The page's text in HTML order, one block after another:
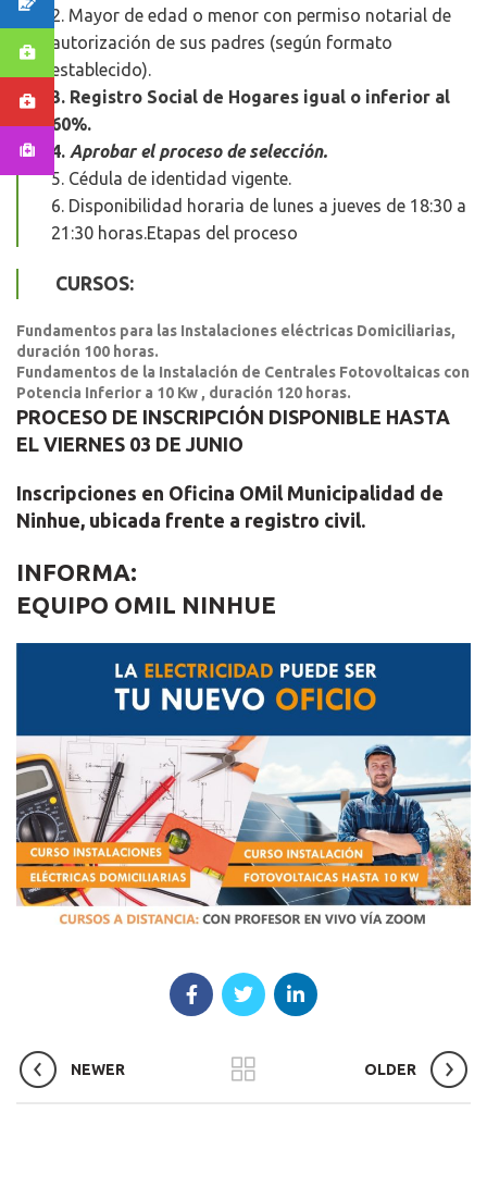
2. Mayor de edad o menor con permiso notarial de
autorización de sus padres (según formato
establecido).
3. Registro Social de Hogares igual o inferior al
60%.
4. Aprobar el proceso de selección.
5. Cédula de identidad vigente.
6. Disponibilidad horaria de lunes a jueves de 18:30 a
21:30 horas.Etapas del proceso
CURSOS:
Fundamentos para las Instalaciones eléctricas Domiciliarias,
duración 100 horas.
Fundamentos de la Instalación de Centrales Fotovoltaicas con
Potencia Inferior a 10 Kw , duración 120 horas.
PROCESO DE INSCRIPCIÓN DISPONIBLE HASTA
EL VIERNES 03 DE JUNIO
Inscripciones en Oficina OMil Municipalidad de
Ninhue, ubicada frente a registro civil.
INFORMA:
EQUIPO OMIL NINHUE
NEWER OLDER